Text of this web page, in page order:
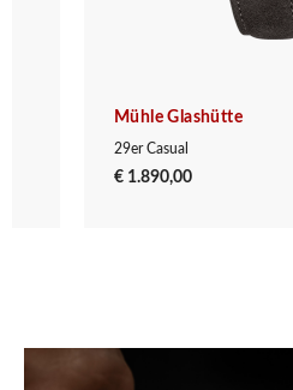
Mühle Glashütte
29er Casual
€ 1.890,00